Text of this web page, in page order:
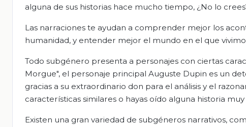
alguna de sus historias hace mucho tiempo, ¿No lo
Las narraciones te ayudan a comprender mejor los
humanidad, y entender mejor el mundo en el que
Todo subgénero presenta a personajes con ciertas
Morgue", el personaje principal Auguste Dupin es un
gracias a su extraordinario don para el análisis y el
características similares o hayas oído alguna historia
Existen una gran variedad de subgéneros narrativos,